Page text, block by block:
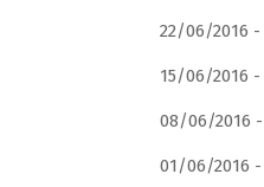
22/06/2016 -
15/06/2016 -
08/06/2016 -
01/06/2016 -